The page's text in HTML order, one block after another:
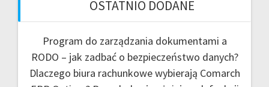
OSTATNIO DODANE
Program do zarządzania dokumentami a
RODO – jak zadbać o bezpieczeństwo danych?
Dlaczego biura rachunkowe wybierają Comarch